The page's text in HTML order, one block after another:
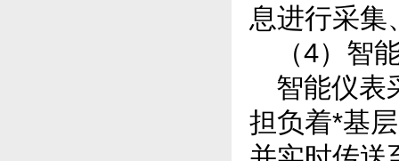
息进行采集
（4）智
智能仪表
担负着*基